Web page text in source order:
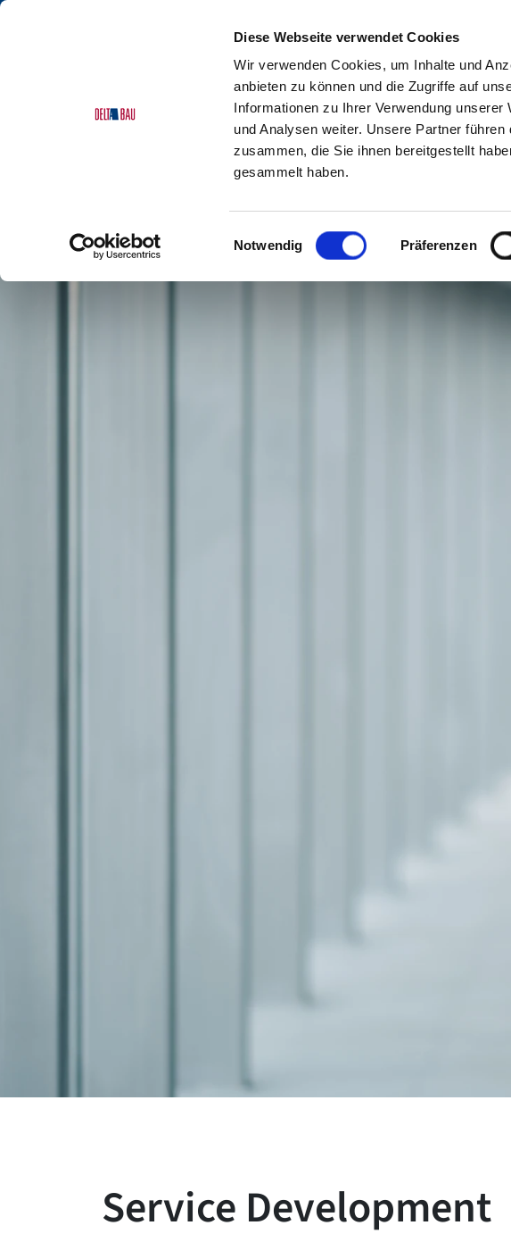
Diese Webseite verwendet Cookies
Wir verwenden Cookies, um Inhalte und
anbieten zu können und die Zugriffe auf
Informationen zu Ihrer Verwendung
und Analysen weiter. Unsere Partner
zusammen, die Sie ihnen bereitgestellt
gesammelt haben.
Einwilligungsauswahl
Notwendig Präferenzen
Leistungen Service Develop­ment
Service Development